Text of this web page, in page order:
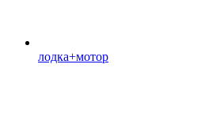
лодка+мотор